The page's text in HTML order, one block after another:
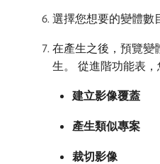
選擇您想要的變體數
在產生之後，預覽變
生。 從進階功能表，
建立影像覆蓋
產生類似專案
裁切影像